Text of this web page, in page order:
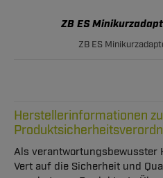
ZB ES
ZB ES
Herstellerinformationen
Als verantwortungsbewusster
Vert auf die Sicherheit und